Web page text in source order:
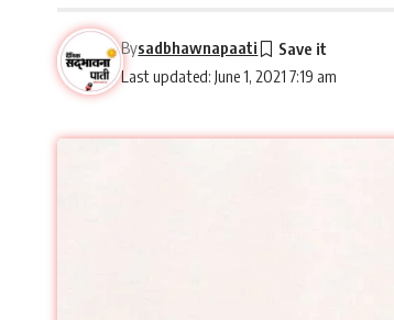
Last updated: June 1, 2021 7:19 am
Bysadbhawnapaati